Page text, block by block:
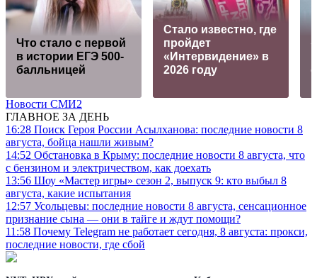
Что стало с первой
в истории ЕГЭ 500-
балльницей
Стало известно, где
пройдет
«Интервидение» в
2026 году
Новости СМИ2
ГЛАВНОЕ ЗА ДЕНЬ
16:28 Поиск Героя России Асылханова: последние новости 8
августа, бойца нашли живым?
14:52 Обстановка в Крыму: последние новости 8 августа, что
с бензином и электричеством, как доехать
13:56 Шоу «Мастер игры» сезон 2, выпуск 9: кто выбыл 8
августа, какие испытания
12:57 Усольцевы: последние новости 8 августа, сенсационное
признание сына — они в тайге и ждут помощи?
11:58 Почему Telegram не работает сегодня, 8 августа: прокси,
последние новости, где сбой